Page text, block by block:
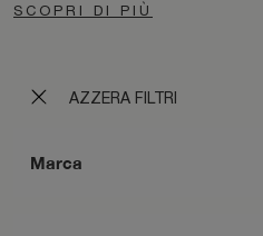
AZZERA FILTRI
Marca
SCOPRI DI PIÙ